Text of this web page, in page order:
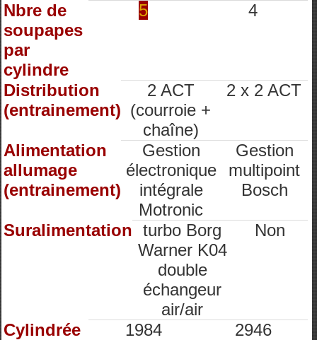
Nbre de
soupapes
par
cylindre
5 4
Distribution
(entrainement)
2 ACT
(courroie +
chaîne)
2 x 2 ACT
Alimentation
allumage
(entrainement)
Gestion
électronique
intégrale
Motronic
Gestion
multipoint
Bosch
Suralimentation turbo Borg
Warner K04
double
échangeur
air/air
Non
Cylindrée
1984 2946